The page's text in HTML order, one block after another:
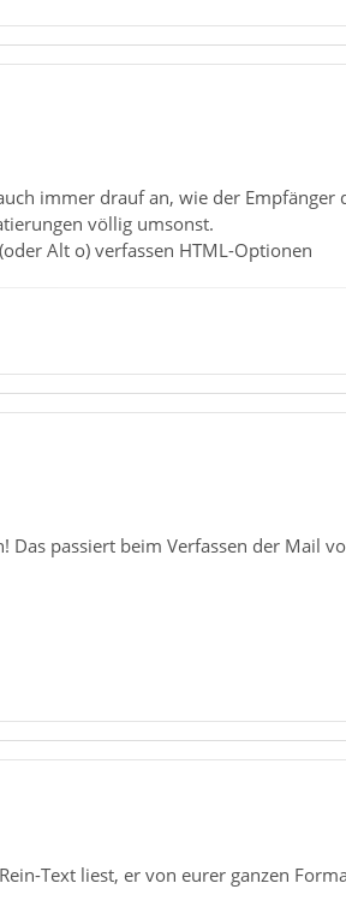
immer drauf an, wie der Empfänger
völlig umsonst.
Alt o) verfassen HTML-Optionen
passiert beim Verfassen der Mail
Text liest, er von eurer ganzen